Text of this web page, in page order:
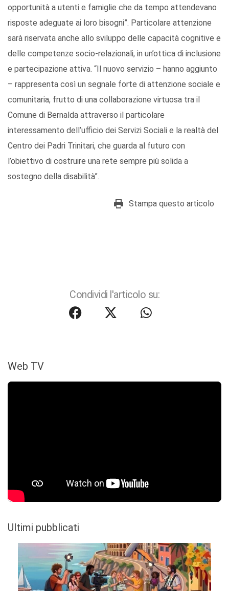
opportunità a utenti e famiglie che da tempo attendevano
risposte adeguate ai loro bisogni”. Particolare attenzione
sarà riservata anche allo sviluppo delle capacità cognitive e
delle competenze socio-relazionali, in un’ottica di inclusione
e partecipazione attiva. “Il nuovo servizio – hanno aggiunto
– rappresenta così un segnale forte di attenzione sociale e
comunitaria, frutto di una collaborazione virtuosa tra il
Comune di Bernalda attraverso il particolare
interessamento dell’ufficio dei Servizi Sociali e la realtà del
Centro dei Padri Trinitari, che guarda al futuro con
l’obiettivo di costruire una rete sempre più solida a
sostegno della disabilità”.
Stampa questo articolo
Condividi l'articolo su:
Web TV
Ultimi pubblicati